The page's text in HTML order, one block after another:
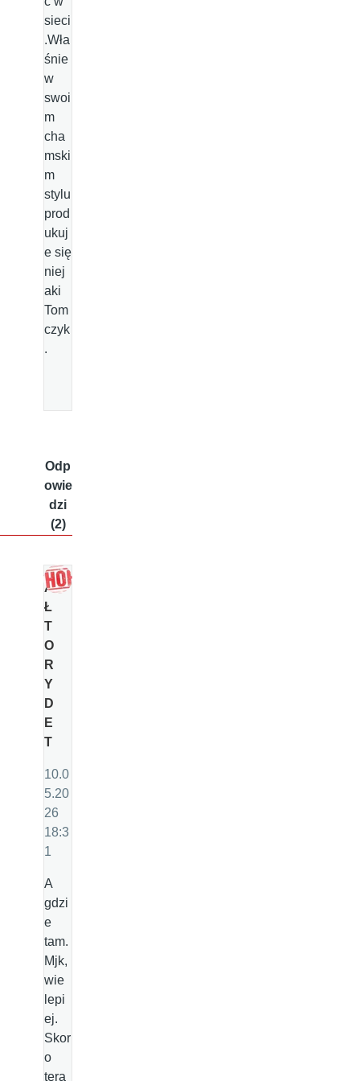
sieci
.Wła
śnie
w
swoi
m
cha
mski
m
stylu
prod
ukuj
e się
niej
aki
Tom
czyk
.
Odp
owie
dzi
(2)
A
Ł
T
O
R
Y
D
E
T
10.0
5.20
26
18:3
1
A
gdzi
e
tam.
Mjk,
wie
lepi
ej.
Skor
o
tera